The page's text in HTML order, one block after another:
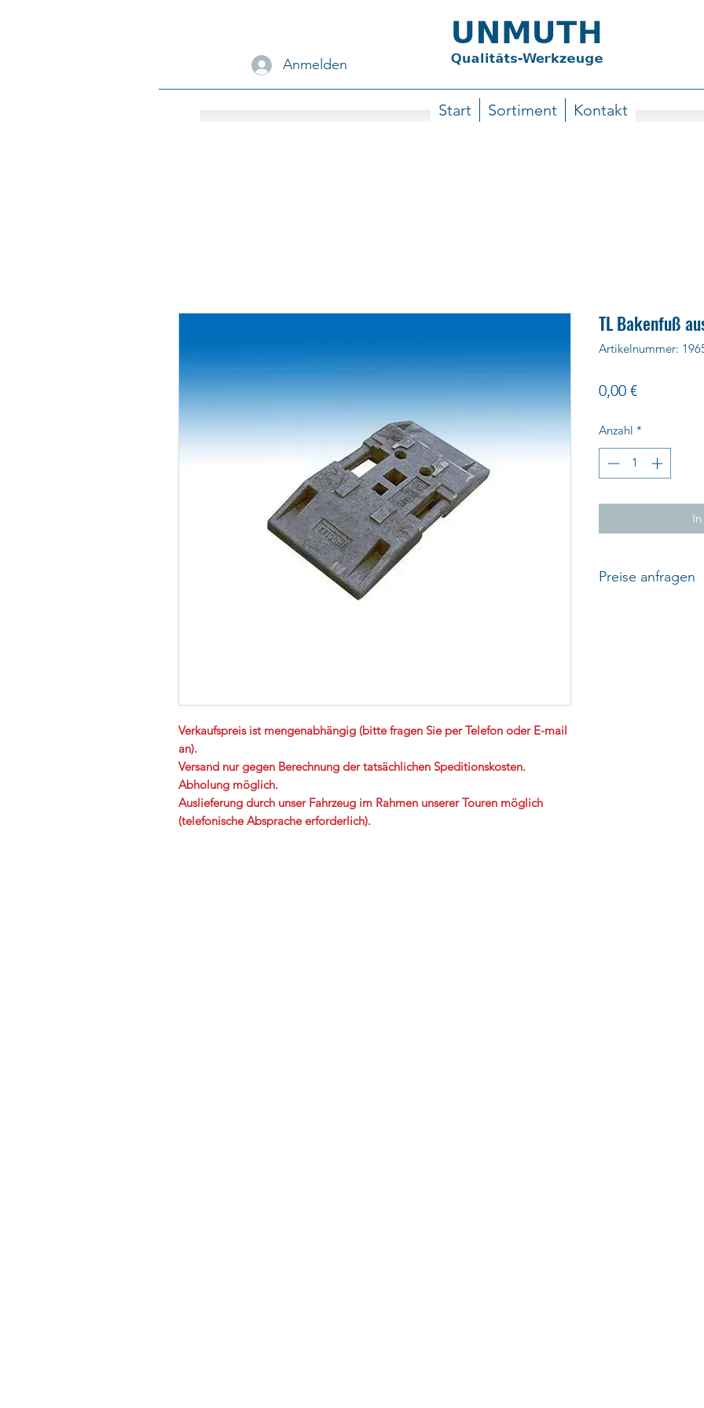
Anmelden
Start Sortiment Kontakt
Verkaufspreis ist mengenabhängig (bitte fragen Sie per Telefon oder E-mail
an).
Versand nur gegen Berechnung der tatsächlichen Speditionskosten.
Abholung möglich.
Auslieferung durch unser Fahrzeug im Rahmen unserer Touren möglich
(telefonische Absprache erforderlich).
TL Bakenfuß
Artikelnummer:
0,00 €Preis
Anzahl *
Preise anfragen